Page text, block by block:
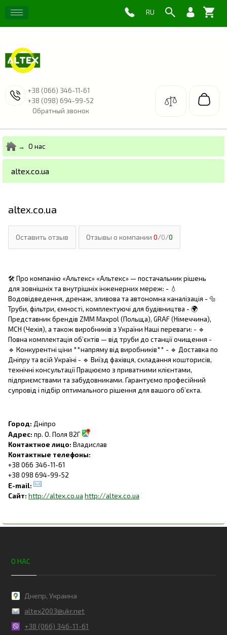
+38 (066) 346-11-61
+38 (098) 694-99-52
Обратный звонок
О нас
altex.co.ua
altex.co.ua
Оставить отзыв Отзывы о компании 0/0/0
🛠 Про компанію «Альтекс» «Альтекс» — постачальник рішень
для зовнішніх та внутрішніх інженерних мереж: - 💧
Водовідведення, дренаж, зливова та автономна каналізація - 🔩
Труби, фільтри, ємності, комплектуючі для будівництва - 🌍
Представник брендів ZMM Maxpol (Польща), GRAF (Німеччина),
MCH (Чехія), а також виробників з України Наші переваги: - 🔹
Повна комплектація об’єктів — від труби до станції очищення -
🔹 Конкурентні ціни **напряму від виробників** - 🔹 Доставка по
Дніпру та всій Україні - 🔹 Виїзд фахівця, складання кошторисів,
технічні консультації Працюємо з приватними клієнтами,
підприємствами та забудовниками. Гарантуємо професійний
супровід і підбір оптимального рішення для вашого об’єкта.
Город: Дніпро
Адрес: пр. О. Поля 82Г
Контактное лицо: Владислав
Контактные телефоны:
+38 066 346-11-61
+38 098 694-99-52
E-mail:
Сайт: http://altex.co.ua http://altex.co.ua
О НАС
Днепр, Украина
altex2003@ukr.net
+38 (066) 346-11-61